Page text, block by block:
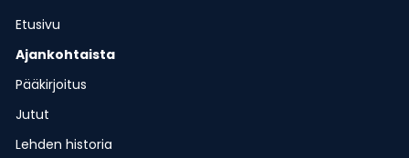
Etusivu
Ajankohtaista
Pääkirjoitus
Jutut
Lehden historia